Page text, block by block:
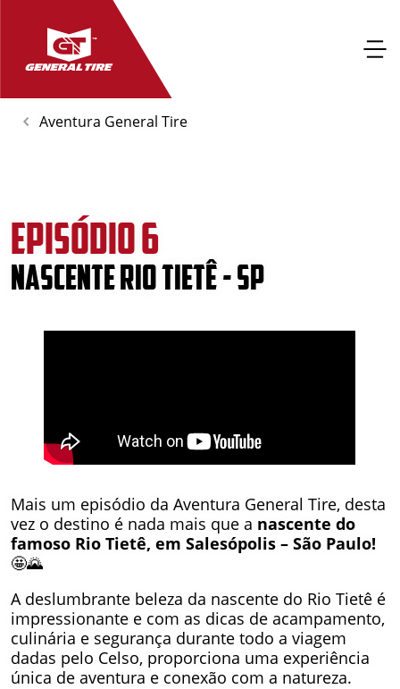
Aventura General Tire
EPISÓDIO 6
NASCENTE RIO TIETÊ - SP
Mais um episódio da Aventura General Tire, desta
vez o destino é nada mais que a nascente do
famoso Rio Tietê, em Salesópolis – São Paulo!
🤩🌄
A deslumbrante beleza da nascente do Rio Tietê é
impressionante e com as dicas de acampamento,
culinária e segurança durante todo a viagem
dadas pelo Celso, proporciona uma experiência
única de aventura e conexão com a natureza.